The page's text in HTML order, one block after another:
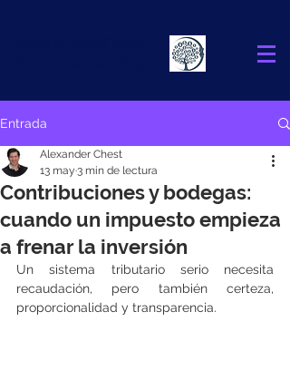
Entrada
Contribuciones y bodegas:
cuando un impuesto empieza
a frenar la inversión
Alexander Chest
13 may 3 min de lectura
Un sistema tributario serio necesita
recaudación, pero también certeza,
proporcionalidad y transparencia.